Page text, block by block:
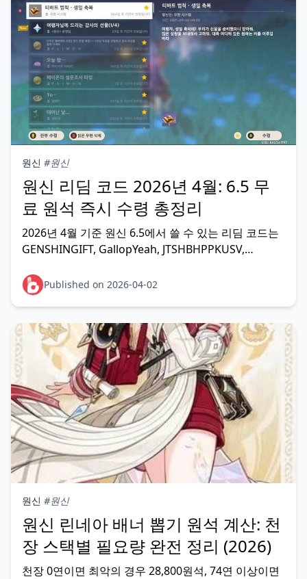
원신 #원신
원신 리딤 코드 2026년 4월: 6.5 무
료 원석 즉시 수령 총정리
2026년 4월 기준 원신 6.5에서 쓸 수 있는 리딤 코드는
GENSHINGIFT, GallopYeah, JTSHBHPPKUSV,
상과 육성 재료를 무료로 받는다. 한정 코드는 수일 내
만료되니 지금 바로
Published on 2026-04-02
원신 #원신
원신 린네아 배너 뽑기 원석 계산: 천
장 스택별 필요량 완전 정리 (2026)
천장 0연이면 최악의 경우 28,800원석, 74연 이상이면